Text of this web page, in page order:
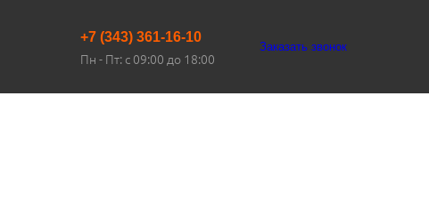
+7 (343) 361-16-10
Пн - Пт: с 09:00 до 18:00
Заказать звонок